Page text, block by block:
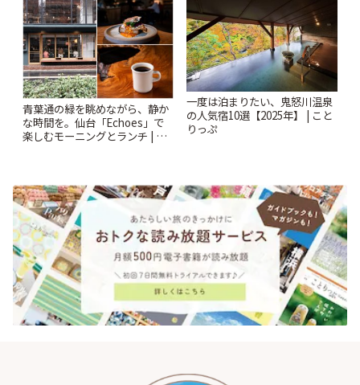
青葉通の緑を眺めながら、静か
な時間を。仙台「Echoes」で
楽しむモーニングとランチ | こ
一度は泊まりたい、鬼怒川温泉
の人気宿10選【2025年】 | こと
りっぷ